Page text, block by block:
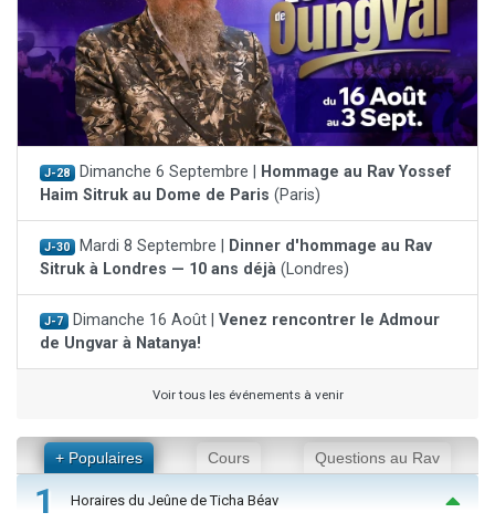
J-28 Dimanche 6 Septembre |
Hommage au Rav Yossef
Haim Sitruk au Dome de Paris (Paris)
J-30 Mardi 8 Septembre |
Dinner d'hommage au Rav
Sitruk à Londres — 10 ans déjà (Londres)
J-7 Dimanche 16 Août | Venez rencontrer le Admour
de Ungvar à Natanya!
Voir tous les événements à venir
+ Populaires Cours Questions au Rav
1 Horaires du Jeûne de Ticha Béav